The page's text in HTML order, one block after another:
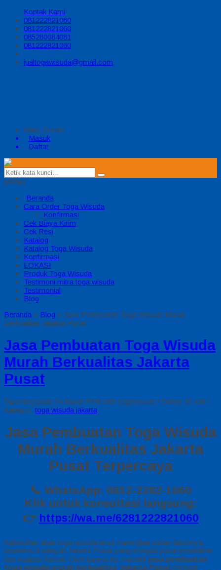
Kontak Kami
081222821060
081222821060
085280084081
081222821060
jualtogawisuda@gmail.com
Halo, Guest!
Masuk
Daftar
MENU
Beranda
Cara Order Toga Wisuda
Konfirmasi
Cek Biaya Kirim
Cek Resi
Katalog
Katalog Toga Wisuda
Konfirmasi
LOKASI
Produk Toga Wisuda
Testimoni mitra toga wisuda
Testimonial
Blog
Beranda » Blog » Jasa Pembuatan Toga Wisuda Murah
Berkualitas Jakarta Pusat
Jasa Pembuatan Toga Wisuda
Murah Berkualitas Jakarta
Pusat
Diposting pada 24 Maret 2026 oleh togawisuda / Dilihat: 81 kali /
Kategori: toga wisuda jakarta
Jasa Pembuatan Toga Wisuda
Murah Berkualitas Jakarta
Pusat Terpercaya
📞 WhatsApp: 0812-2282-1060
Klik untuk konsultasi langsung:
👉 https://wa.me/6281222821060
Kebutuhan akan toga wisuda terus meningkat setiap tahunnya,
terutama di wilayah Jakarta Pusat yang menjadi pusat pendidikan
dan institusi formal. Oleh karena itu, memilih jasa pembuatan
toga wisuda murah berkualitas Jakarta Pusat menjadi